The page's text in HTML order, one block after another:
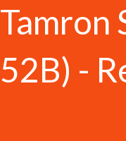
Tamron
52B) -